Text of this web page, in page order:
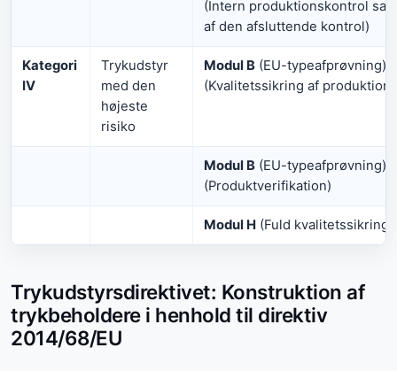
(Intern produktionskontrol
af den afsluttende kontrol)
Kategori
IV
Trykudstyr
med den
højeste
risiko
Modul B(EU-typeafprøvning)
(Kvalitetssikring af
Modul B(EU-typeafprøvning)
(Produktverifikation)
Modul H (Fuld kvalitetssikring)
Trykudstyrsdirektivet: Konstruktion af
trykbeholdere i henhold til direktiv
2014/68/EU